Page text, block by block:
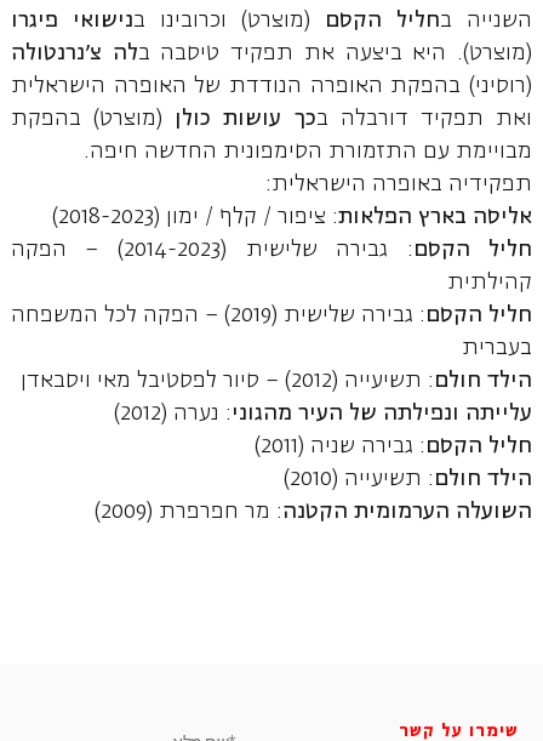
השנייה בחליל הקסם (מוצרט) וכרובינו בנישואי פיגרו
(מוצרט). היא ביצעה את תפקיד טיסבה בלה צ'נרנטולה
(רוסיני) בהפקת האופרה הנודדת של האופרה הישראלית
ואת תפקיד דורבלה בכך עושות כולן (מוצרט) בהפקת
מבויימת עם התזמורת הסימפונית החדשה חיפה.
תפקידיה באופרה הישראלית:
אליסה בארץ הפלאות: ציפור / קלף / ימון (2018-2023)
חליל הקסם
: גבירה שלישית (2014-2023) – הפקה
קהילתית
חליל הקסם
: גבירה שלישית (2019) – הפקה לכל המשפחה
בעברית
הילד חולם : תשיעייה (2012) – סיור לפסטיבל מאי ויסבאדן
עלייתה ונפילתה של העיר מהגוני : נערה (2012)
חליל הקסם : גבירה שניה (2011)
הילד חולם : תשיעייה (2010)
השועלה הערמומית הקטנה: מר חפרפרת (2009)
שימרו על קשר